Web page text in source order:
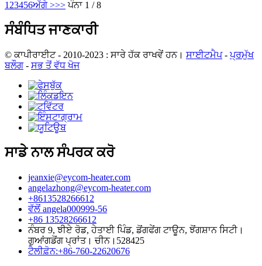
1 23456ਅੱਗੇ >>> ਪੰਨਾ 1 / 8
ਸੰਬੰਧਿਤ ਜਾਣਕਾਰੀ
© ਕਾਪੀਰਾਈਟ - 2010-2023 : ਸਾਰੇ ਹੱਕ ਰਾਖਵੇਂ ਹਨ। ਸਾਈਟਮੈਪ-ਪ੍ਰਮੁੱਖ
ਬਲੌਗ- ਸਭ ਤੋਂ ਵੱਧ ਖੋਜ
ਸਾਡੇ ਨਾਲ ਸੰਪਰਕ ਕਰੋ
jeanxie@eycom-heater.com
angelazhong@eycom-heater.com
+8613528266612
ਵੱਲੋਂ angela000999-56
+86 13528266612
ਨੰਬਰ 9, ਝੀਏ ਰੋਡ, ਹੇਤਾਈ ਪਿੰਡ, ਡੋਂਗਫੇਂਗ ਟਾਊਨ, ਝੋਂਗਸ਼ਾਨ ਸਿਟੀ।
ਗੁਆਂਗਡੋਂਗ ਪ੍ਰਾਂਤ। ਚੀਨ।528425
ਟੈਲੀਫ਼ੋਨ:+86-760-22620676